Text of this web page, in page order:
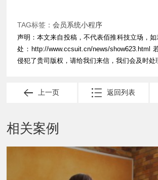
TAG标签： 会员系统小程序
声明：本文来自投稿，不代表佰推科技立场，
处： http://www.ccsuit.cn/news/show623.html
侵犯了贵司版权，请给我们来信，我们会及时处
上一页 返回列表
相关案例